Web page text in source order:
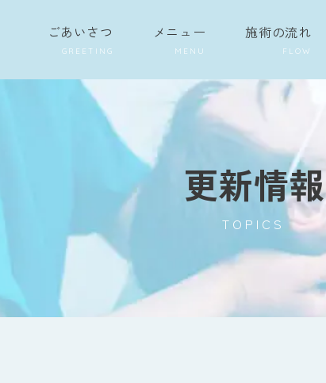
ごあいさつ メニュー 施術の流れ
更新情報
TOPICS